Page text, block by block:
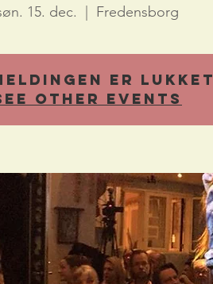
15. dec.
  |
Fredensborg
er lukket
other events